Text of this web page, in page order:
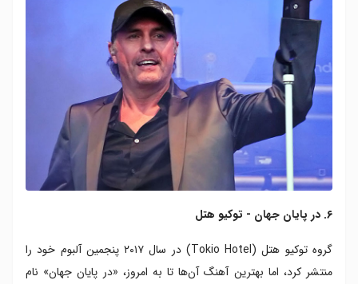
۶. در پایان جهان - توکیو هتل
گروه توکیو هتل (Tokio Hotel) در سال ۲۰۱۷ پنجمین آلبوم خود را
منتشر کرد، اما بهترین آهنگ آن‌ها تا به امروز، «در پایان جهان» نام